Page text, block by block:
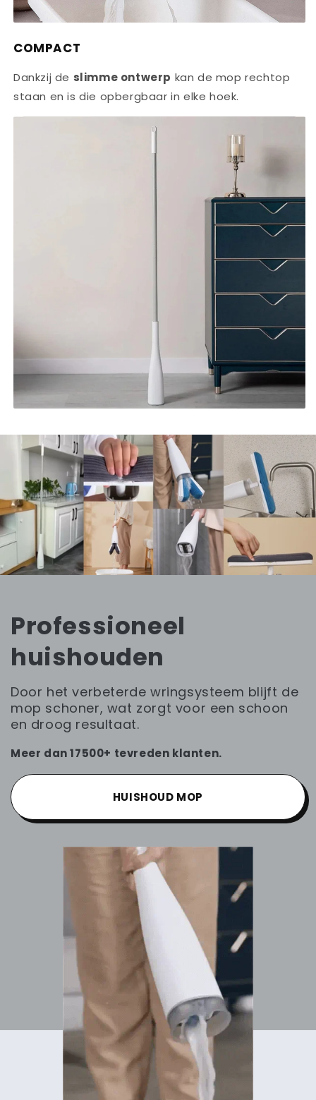
COMPACT
Dankzij de slimme ontwerp kan de mop rechtop
staan en is die opbergbaar in elke hoek.
Professioneel
huishouden
Door het verbeterde wringsysteem blijft de
mop schoner, wat zorgt voor een schoon
en droog resultaat.
HUISHOUD MOP
Meer dan 17500+ tevreden klanten.